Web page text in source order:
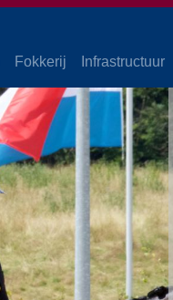
Fokkerij Infrastructuur